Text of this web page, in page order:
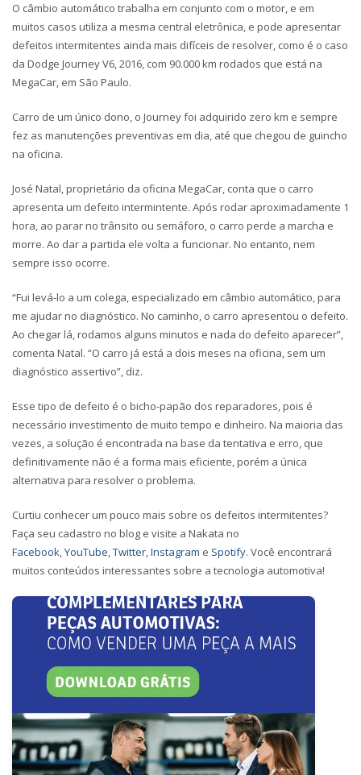
O câmbio automático trabalha em conjunto com o motor, e em
muitos casos utiliza a mesma central eletrônica, e pode apresentar
defeitos intermitentes ainda mais difíceis de resolver, como é o caso
da Dodge Journey V6, 2016, com 90.000 km rodados que está na
MegaCar, em São Paulo.
Carro de um único dono, o Journey foi adquirido zero km e sempre
fez as manutenções preventivas em dia, até que chegou de guincho
na oficina.
José Natal, proprietário da oficina MegaCar, conta que o carro
apresenta um defeito intermintente. Após rodar aproximadamente 1
hora, ao parar no trânsito ou semáforo, o carro perde a marcha e
morre. Ao dar a partida ele volta a funcionar. No entanto, nem
sempre isso ocorre.
“Fui levá-lo a um colega, especializado em câmbio automático, para
me ajudar no diagnóstico. No caminho, o carro apresentou o defeito.
Ao chegar lá, rodamos alguns minutos e nada do defeito aparecer”,
comenta Natal. “O carro já está a dois meses na oficina, sem um
diagnóstico assertivo”, diz.
Esse tipo de defeito é o bicho-papão dos reparadores, pois é
necessário investimento de muito tempo e dinheiro. Na maioria das
vezes, a solução é encontrada na base da tentativa e erro, que
definitivamente não é a forma mais eficiente, porém a única
alternativa para resolver o problema.
Curtiu conhecer um pouco mais sobre os defeitos intermitentes?
Faça seu cadastro no blog e visite a Nakata no
Facebook,YouTube,Twitter,Instagram e Spotify. Você encontrará
muitos conteúdos interessantes sobre a tecnologia automotiva!